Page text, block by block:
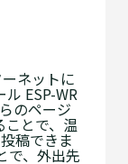
ネットに
ESP-WR
のページ
とで、温
稿できま
で、外出先